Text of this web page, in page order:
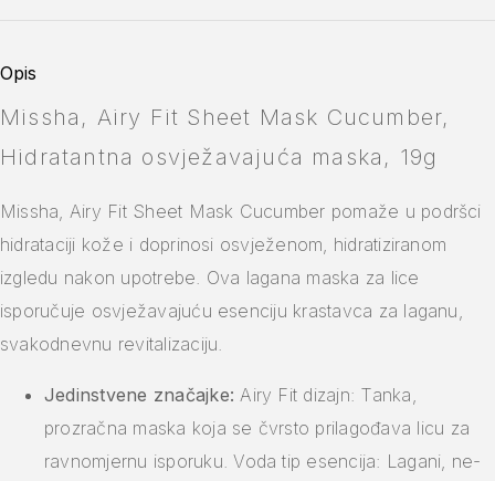
Opis
Missha, Airy Fit Sheet Mask Cucumber,
Hidratantna osvježavajuća maska, 19g
Missha, Airy Fit Sheet Mask Cucumber pomaže u podršci
hidrataciji kože i doprinosi osvježenom, hidratiziranom
izgledu nakon upotrebe. Ova lagana maska za lice
isporučuje osvježavajuću esenciju krastavca za laganu,
svakodnevnu revitalizaciju.
Jedinstvene značajke: Airy Fit dizajn: Tanka,
prozračna maska koja se čvrsto prilagođava licu za
ravnomjernu isporuku. Voda tip esencija: Lagani, ne-